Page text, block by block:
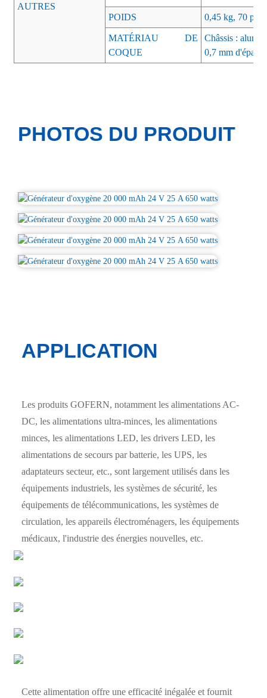
AUTRES
POIDS 0,45 kg, 70
MATÉRIAU DE
COQUE
Châssis :
0,7 mm
PHOTOS DU PRODUIT
APPLICATION
Les produits GOFERN, notamment les alimentations AC-
DC, les alimentations ultra-minces, les alimentations
minces, les alimentations LED, les drivers LED, les
alimentations de secours par batterie, les UPS, les
adaptateurs secteur, etc., sont largement utilisés dans les
équipements industriels, les systèmes de sécurité, les
équipements de télécommunications, les systèmes de
circulation, les appareils électroménagers, les équipements
médicaux, l'industrie des énergies nouvelles, etc.
Cette alimentation offre une efficacité inégalée et fournit